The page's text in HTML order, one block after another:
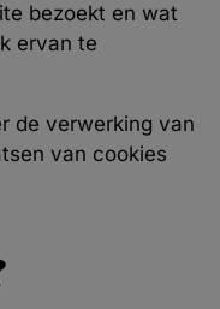
bezoekt en wat
ervan te
de verwerking van
van cookies